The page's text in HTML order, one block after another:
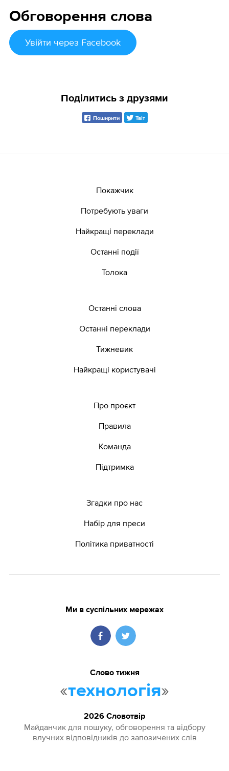
Обговорення слова
Увійти через Facebook
Поділитись з друзями
Поширити Твіт
Покажчик
Потребують уваги
Найкращі переклади
Останні події
Толока
Останні слова
Останні переклади
Тижневик
Найкращі користувачі
Про проєкт
Правила
Команда
Підтримка
Згадки про нас
Набір для преси
Політика приватності
Ми в суспільних мережах
Слово тижня
«технологія»
2026 Словотвір
Майданчик для пошуку, обговорення та відбору
влучних відповідників до запозичених слів